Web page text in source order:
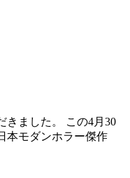
きました。 この4月30
本モダンホラー傑作